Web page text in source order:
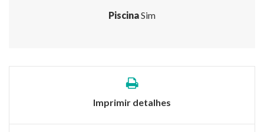
PiscinaSim
Imprimir detalhes